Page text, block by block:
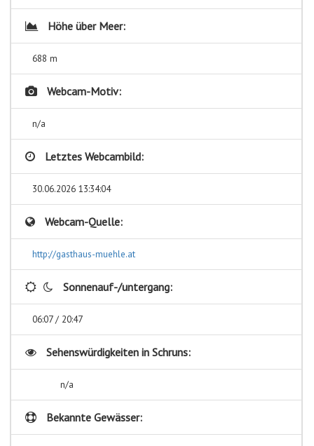
Höhe über Meer:
688 m
Webcam-Motiv:
n/a
Letztes Webcambild:
30.06.2026 13:34:04
Webcam-Quelle:
http://gasthaus-muehle.at
Sonnenauf-/untergang:
06:07 / 20:47
Sehenswürdigkeiten in Schruns:
n/a
Bekannte Gewässer: